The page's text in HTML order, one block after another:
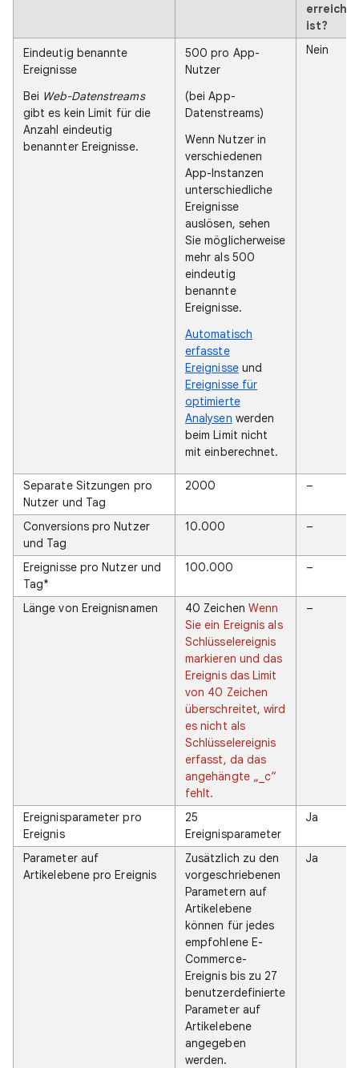
erreicht
ist?
Eindeutig benannte
Ereignisse
Bei Web-Datenstreams
gibt es kein Limit für die
Anzahl eindeutig
benannter Ereignisse.
500 pro App-
Nutzer
(bei App-
Datenstreams)
Wenn Nutzer in
verschiedenen
App-Instanzen
unterschiedliche
Ereignisse
auslösen, sehen
Sie möglicherweise
mehr als 500
eindeutig
benannte
Ereignisse.
Automatisch
erfasste
Ereignisseund
Ereignisse für
optimierte
Analysen werden
beim Limit nicht
mit einberechnet.
Nein
Separate Sitzungen pro
Nutzer und Tag
2000 –
Conversions pro Nutzer
und Tag
10.000 –
Ereignisse pro Nutzer und
Tag*
100.000 –
Länge von Ereignisnamen 40 Zeichen Wenn
Sie ein Ereignis als
Schlüsselereignis
markieren und das
Ereignis das Limit
von 40 Zeichen
überschreitet, wird
es nicht als
Schlüsselereignis
erfasst, da das
angehängte „_c“
fehlt.
–
Ereignisparameter pro
Ereignis
25
Ereignisparameter
Ja
Parameter auf
Artikelebene pro Ereignis
Zusätzlich zu den
vorgeschriebenen
Parametern auf
Artikelebene
können für jedes
empfohlene E-
Commerce-
Ereignis bis zu 27
benutzerdefinierte
Parameter auf
Artikelebene
angegeben
werden.
Ja